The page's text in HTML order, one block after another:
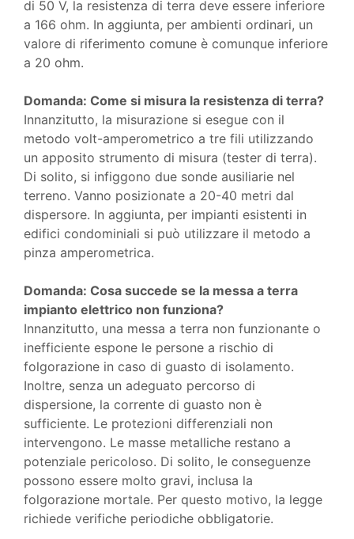
di 50 V, la resistenza di terra deve essere inferiore
a 166 ohm. In aggiunta, per ambienti ordinari, un
valore di riferimento comune è comunque inferiore
a 20 ohm.
Domanda: Come si misura la resistenza di terra?
Innanzitutto, la misurazione si esegue con il
metodo volt-amperometrico a tre fili utilizzando
un apposito strumento di misura (tester di terra).
Di solito, si infiggono due sonde ausiliarie nel
terreno. Vanno posizionate a 20-40 metri dal
dispersore. In aggiunta, per impianti esistenti in
edifici condominiali si può utilizzare il metodo a
pinza amperometrica.
Domanda: Cosa succede se la messa a terra
impianto elettrico non funziona?
Innanzitutto, una messa a terra non funzionante o
inefficiente espone le persone a rischio di
folgorazione in caso di guasto di isolamento.
Inoltre, senza un adeguato percorso di
dispersione, la corrente di guasto non è
sufficiente. Le protezioni differenziali non
intervengono. Le masse metalliche restano a
potenziale pericoloso. Di solito, le conseguenze
possono essere molto gravi, inclusa la
folgorazione mortale. Per questo motivo, la legge
richiede verifiche periodiche obbligatorie.